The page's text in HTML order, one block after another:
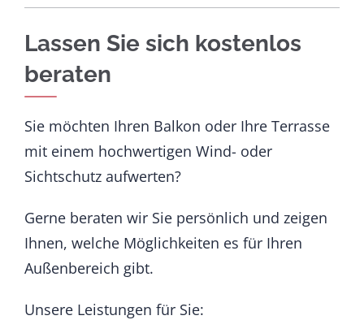
Lassen Sie sich kostenlos
beraten
Sie möchten Ihren Balkon oder Ihre Terrasse
mit einem hochwertigen Wind- oder
Sichtschutz aufwerten?
Gerne beraten wir Sie persönlich und zeigen
Ihnen, welche Möglichkeiten es für Ihren
Außenbereich gibt.
Unsere Leistungen für Sie: